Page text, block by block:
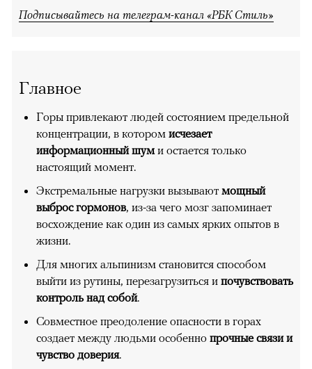
Подписывайтесь на телеграм-канал «РБК Стиль»
Главное
Горы привлекают людей состоянием предельной
концентрации, в котором исчезает
информационный шуми остается только
настоящий момент.
Экстремальные нагрузки вызывают мощный
выброс гормонов, из-за чего мозг запоминает
восхождение как один из самых ярких опытов в
жизни.
Для многих альпинизм становится способом
выйти из рутины, перезагрузиться и почувствовать
контроль над собой.
Совместное преодоление опасности в горах
создает между людьми особенно прочные связи и
чувство доверия.